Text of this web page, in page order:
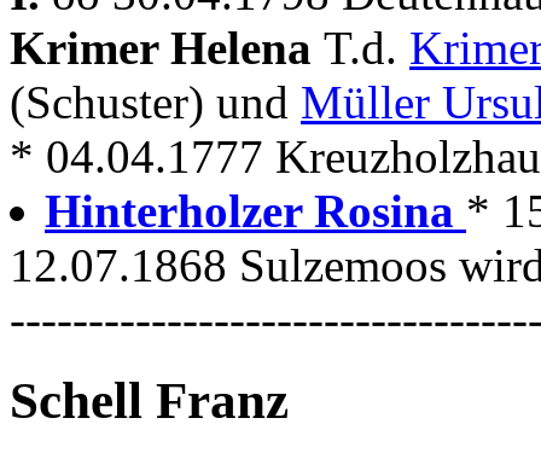
Krimer Helena T.d.
(Schuster) und Müller
* 04.04.1777
Hinterholzer Rosina *
12.07.1868 Sulzemoos
Schell Franz